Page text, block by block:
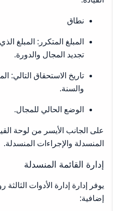
نطاق
المبلغ المتكرر: المبلغ
تجديد المجال والدورة.
تاريخ الاستحقاق التالي:
والسنة.
الوضع الحالي للمجال.
على الجانب الأيسر من لوحة
المنسدلة والإجراءات المنسدلة.
إدارة القائمة المنسدلة
يوفر إدارة إدارة الأدوات
إضافية: